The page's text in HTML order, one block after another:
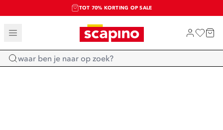
TOT 70% KORTING OP SALE
SALE: LAATSTE KANS!
SHOP NIEUW
Home